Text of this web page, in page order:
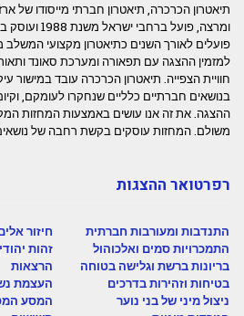
תיאטרון הכרכרה, תיאטרון חברתי מייסודו של
ומרצה, פועל
פועלים לאורך השנים כתיאטרון מקצועי המשלב
למזמין ההצגה עם תפאורה ומערכת סאונד
חוויית הצפייה. תיאטרון הכרכרה עובד במישור
בנושאים חברתיים כלליים שנחקרו לעומקם,
ההצגה. את זה אנו עושים באמצעות המחזות
משולם. המחזות עוסקים בקשת רחבה של
רפרטואר ההצגות
התנדבות ומעורבות חברתית
התמכרויות סמים ואלכוהול
בריונות ברשת וגלישה בטוחה
בטיחות וזהירות בדרכים
ניצול מיני של בני נוער
חיזור
זהות
הרצאות
העצמת
המסע